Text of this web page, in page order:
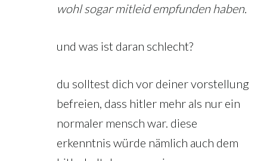
wohl sogar mitleid empfunden haben.
und was ist daran schlecht?
du solltest dich vor deiner vorstellung
befreien, dass hitler mehr als nur ein
normaler mensch war. diese
erkenntnis würde nämlich auch dem